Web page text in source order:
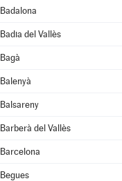
Badalona
Badia del Vallès
Bagà
Balenyà
Balsareny
Barberà del Vallès
Barcelona
Begues